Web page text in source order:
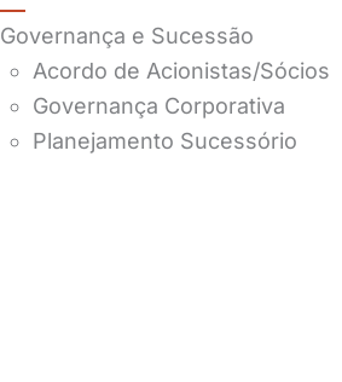
Governança e Sucessão
Acordo de Acionistas/Sócios
Governança Corporativa
Planejamento Sucessório